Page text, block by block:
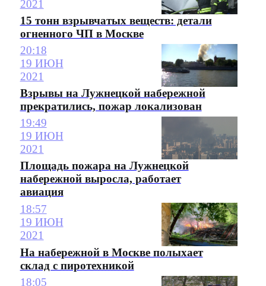
2021
15 тонн взрывчатых веществ: детали
огненного ЧП в Москве
20:18
19 ИЮН
2021
Взрывы на Лужнецкой набережной
прекратились, пожар локализован
19:49
19 ИЮН
2021
Площадь пожара на Лужнецкой
набережной выросла, работает
авиация
18:57
19 ИЮН
2021
На набережной в Москве полыхает
склад с пиротехникой
18:05